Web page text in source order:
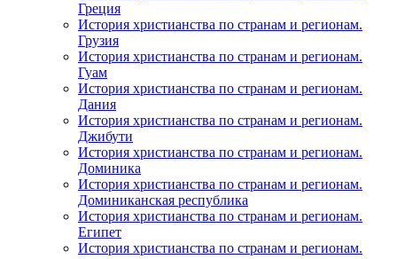
Греция
История христианства по странам и регионам.
Грузия
История христианства по странам и регионам.
Гуам
История христианства по странам и регионам.
Дания
История христианства по странам и регионам.
Джибути
История христианства по странам и регионам.
Доминика
История христианства по странам и регионам.
Доминиканская республика
История христианства по странам и регионам.
Египет
История христианства по странам и регионам.